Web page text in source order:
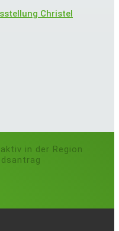
Christel
in der Region